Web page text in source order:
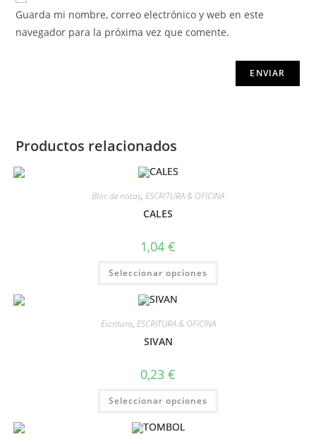
Guarda mi nombre, correo electrónico y web en este
navegador para la próxima vez que comente.
Productos relacionados
Bloc de notas, ESCRITURA & OFICINA
CALES
1,04 €
Seleccionar opciones
Escritura, ESCRITURA & OFICINA
SIVAN
0,23 €
Seleccionar opciones